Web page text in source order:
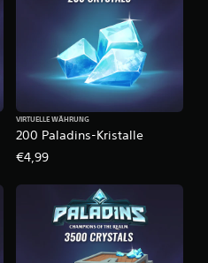
200 Paladins-Kristalle
VIRTUELLE WÄHRUNG
€4,99